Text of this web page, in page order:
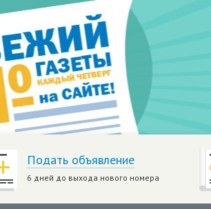
Подать объявление
6 дней до выхода нового номера